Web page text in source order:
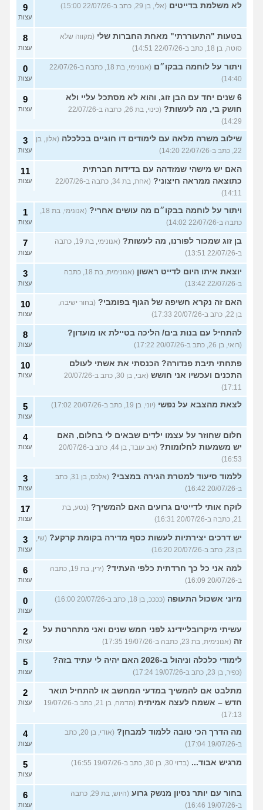
לא משלמת בדייטים (אלי, בן 29, כתב ב-22/07/26 15:00) 9
עצות
בטעות "התעוררתי" מאחת החברות שלי (מקווה שלא
סוטה, בן 18, כתב ב-22/07/26 14:51)
8
עצות
ויתור על לוחמה בבקו״ם
(אנונימי, בת 18, כתבה ב-22/07/26
14:40)
0
עצות
6 שנים יחד עם הבן זוג, והוא לא מסתכל עליי ולא
חושק בי, מה לעשות?
(כינוי, בת 26, כתבה ב-22/07/26
14:29)
9
עצות
שילוב משרה מלאה עם לימודים דו חוגיים בכלכלה (אלון, בן
22, כתב ב-22/07/26 14:20)
3
עצות
האם יש מישהי שמזדהה עם בדידות חברתית
כתוצאה ממראה חיצוני?
(אחת, בת 34, כתבה ב-22/07/26
14:11)
11
עצות
ויתור על לוחמה בבקו״ם מה עושים אחרי?
(אנונימי, בת 18,
כתבה ב-22/07/26 14:02)
1
עצות
בן זוג שמכור לפורנו, מה לעשות?
(אנונימי, בת 19, כתבה
ב-22/07/26 13:51)
7
עצות
יוצאת איתו היום לדייט ראשון
(אנונימית, בת 18, כתבה
ב-22/07/26 13:42)
3
עצות
האם זה נקרא חשיפה של הגוף בפומבי? (בחור ישיבה,
בן 22, כתב ב-20/07/26 17:33)
10
עצות
להתחיל עם בנות בים/ הליכה בטיילת או מועדון?
(רואי, בן 26, כתב ב-20/07/26 17:22)
8
עצות
פתחתי תיבת פנדורה? הכנסתי את אשתי לעולם
התכנים ועכשיו אני חושש
(אבי, בן 30, כתב ב-20/07/26
17:11)
10
עצות
לצאת מהצבא על נפשי (יוני, בן 19, כתב ב-20/07/26 17:02) 5
עצות
חלום שחוזר על עצמו ילדים שבאים לי בחלום, האם
יש משמעות לחלומות?
(אב עובד, בן 44, כתב ב-20/07/26
16:53)
4
עצות
ללמוד סיעוד למטרת הגירה במצבי?
(אלכס, בן 31, כתב
ב-20/07/26 16:42)
3
עצות
לוקח אותי לדייטים גרועים האם להמשיך? (נטע, בת
21, כתבה ב-20/07/26 16:31)
17
עצות
יש דרכים יצירתיות לעשות כסף מדירה בקומת קרקע? (שי,
בן 23, כתב ב-20/07/26 16:20)
3
עצות
למה אני כל כך חרדתית כלפי העתיד?
(ירין, בת 19, כתבה
ב-20/07/26 16:09)
6
עצות
מיוני אשכול התעופה (ככככ, בן 18, כתב ב-20/07/26 16:00) 0
עצות
עשיתי מיקרובליידינג לפני חמש שנים ואני מתחרטת על
זה (אנונימית, בת 23, כתבה ב-19/07/26 17:35)
2
עצות
לימודי כלכלה וניהול ב-2026 האם יהיה לי עתיד בזה?
(כפיר, בן 23, כתב ב-19/07/26 17:24)
5
עצות
מתלבט אם להמשיך במדעי המחשב או להתחיל תואר
חדש – אשמח לעצה אמיתית
(מדמח, בן 21, כתב ב-19/07/26
17:13)
2
עצות
מה הדרך הכי טובה ללמוד למבחן?
(אודי, בן 20, כתב
ב-19/07/26 17:04)
4
עצות
מרגיש אבוד... (בדוי 30, בן 30, כתב ב-19/07/26 16:55) 5
עצות
בחור עם יותר נסיון מנשק גרוע
(היוש, בת 29, כתבה
ב-19/07/26 16:46)
6
עצות